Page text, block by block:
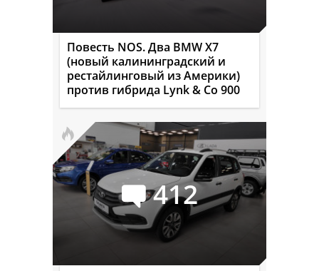
Повесть NOS. Два BMW X7
(новый калининградский и
рестайлинговый из Америки)
против гибрида Lynk & Co 900
412